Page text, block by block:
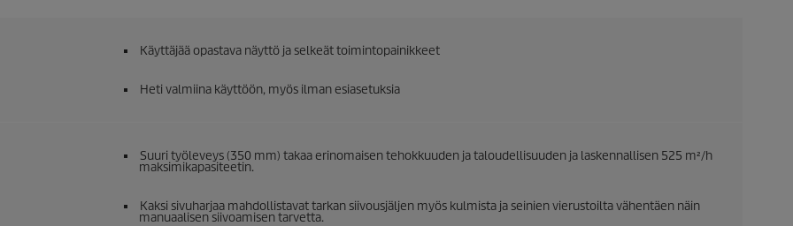
Käyttäjää opastava näyttö ja selkeät toimintopainikkeet
Heti valmiina käyttöön, myös ilman esiasetuksia
Suuri työleveys (350 mm) takaa erinomaisen tehokkuuden ja taloudellisuuden ja laskennallisen 525 m²/h
maksimikapasiteetin.
Kaksi sivuharjaa mahdollistavat tarkan siivousjäljen myös kulmista ja seinien vierustoilta vähentäen näin
manuaalisen siivoamisen tarvetta.